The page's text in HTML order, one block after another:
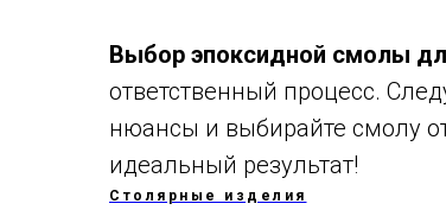
Выбор эпоксидной смолы
ответственный процесс.
нюансы и выбирайте смолу
идеальный результат!
Столярные изделия